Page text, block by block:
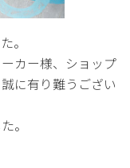
。
カー様、ショップ
に有り難うござい
。